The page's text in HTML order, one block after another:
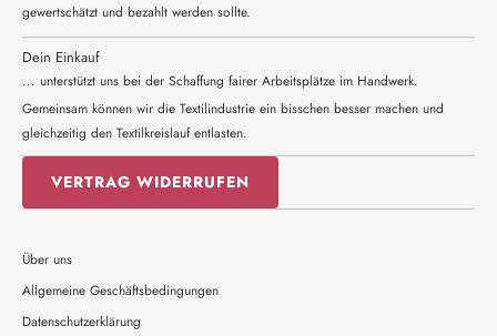
gewertschätzt und bezahlt werden sollte.
Dein Einkauf
... unterstützt uns bei der Schaffung fairer Arbeitsplätze im Handwerk.
Gemeinsam können wir die Textilindustrie ein bisschen besser machen und
gleichzeitig den Textilkreislauf entlasten.
VERTRAG WIDERRUFEN
Über uns
Allgemeine Geschäftsbedingungen
Datenschutzerklärung